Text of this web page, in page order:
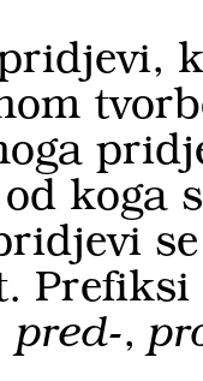
koga
pred-,